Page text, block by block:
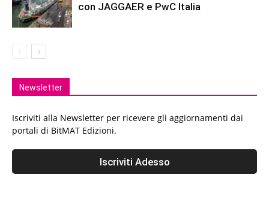
con JAGGAER e PwC Italia
Newsletter
Iscriviti alla Newsletter per ricevere gli aggiornamenti dai
portali di BitMAT Edizioni.